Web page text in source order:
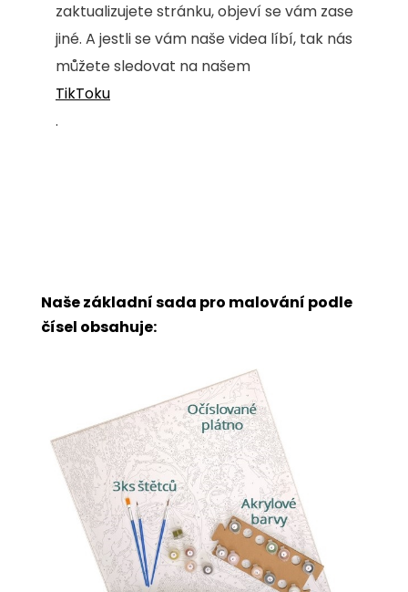
zaktualizujete stránku, objeví se vám zase
jiné. A jestli se vám naše videa líbí, tak nás
můžete sledovat na našem
TikToku
.
Naše základní sada pro malování podle
čísel obsahuje: